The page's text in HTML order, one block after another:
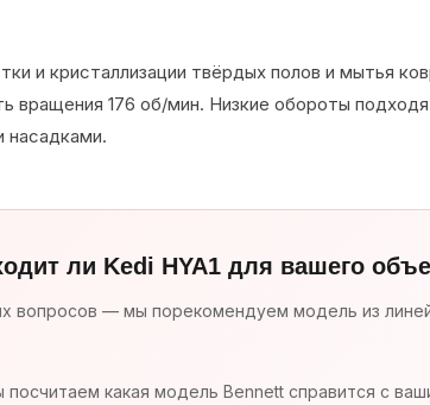
и кристаллизации твёрдых полов и мытья
176 об/мин. Низкие обороты
насадками.
ли Kedi HYA1 для вашего
вопросов — мы порекомендуем модель из
какая модель Bennett справится с